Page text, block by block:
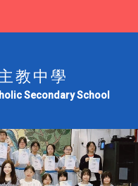
教中學
Secondary School